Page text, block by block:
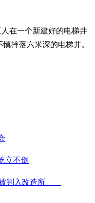
在一个新建好的电梯井
慎摔落六米深的电梯井。
立不倒
被判入改造所